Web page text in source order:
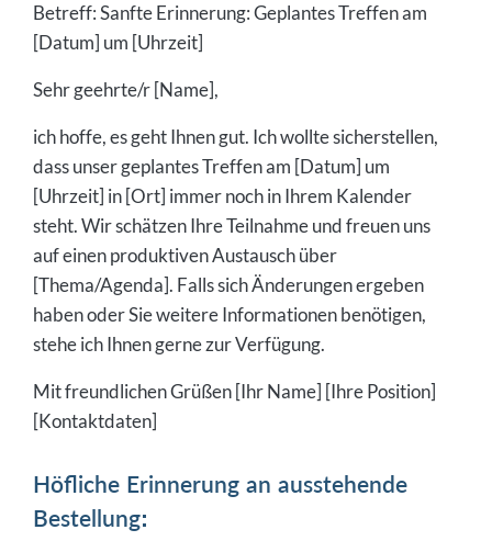
Betreff: Sanfte Erinnerung: Geplantes Treffen am
[Datum] um [Uhrzeit]
Sehr geehrte/r [Name],
ich hoffe, es geht Ihnen gut. Ich wollte sicherstellen,
dass unser geplantes Treffen am [Datum] um
[Uhrzeit] in [Ort] immer noch in Ihrem Kalender
steht. Wir schätzen Ihre Teilnahme und freuen uns
auf einen produktiven Austausch über
[Thema/Agenda]. Falls sich Änderungen ergeben
haben oder Sie weitere Informationen benötigen,
stehe ich Ihnen gerne zur Verfügung.
Mit freundlichen Grüßen [Ihr Name] [Ihre Position]
[Kontaktdaten]
Höfliche Erinnerung an ausstehende
Bestellung: